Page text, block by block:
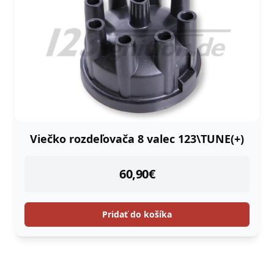
Viečko rozdeľovača 8 valec 123\TUNE(+)
60,90€
instock
Pridať do košíka